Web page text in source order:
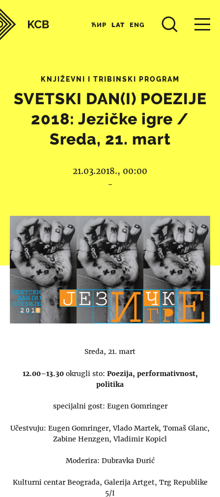
ЋИР LAT ENG
KNJIŽEVNI I TRIBINSKI PROGRAM
SVETSKI DAN(I) POEZIJE
2018: Jezičke igre /
Sreda, 21. mart
21.03.2018., 00:00
-
Sreda, 21. mart
12.00–13.30okrugli sto: Poezija, performativnost,
politika
specijalni gost: Eugen Gomringer
Učestvuju: Eugen Gomringer, Vlado Martek, Tomaš Glanc,
Zabine Henzgen, Vladimir Kopicl
Moderira: Dubravka Đurić
Kulturni centar Beograda, Galerija Artget, Trg Republike
5/I